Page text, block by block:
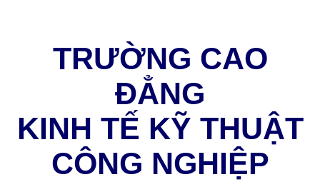
TRƯỜNG CAO
ĐẲNG
KINH TẾ KỸ THUẬT
CÔNG NGHIỆP